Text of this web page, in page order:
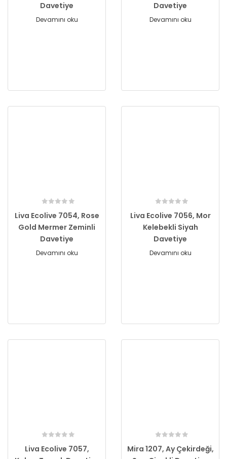
Davetiye
Devamını oku
Davetiye
Devamını oku
Liva Ecolive 7054, Rose
Gold Mermer Zeminli
Davetiye
Devamını oku
Liva Ecolive 7056, Mor
Kelebekli Siyah
Davetiye
Devamını oku
Liva Ecolive 7057,
Mira 1207, Ay Çekirdeği,